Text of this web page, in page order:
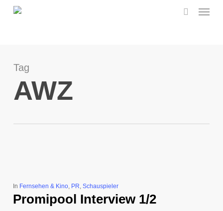
Menu
Tag
AWZ
In Fernsehen & Kino, PR, Schauspieler
Promipool Interview 1/2